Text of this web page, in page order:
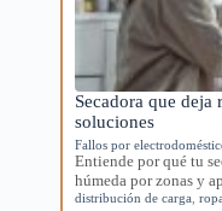
Secadora que deja
soluciones
Fallos por
Entiende por qué tu
húmeda por zonas y
distribución de carga ,